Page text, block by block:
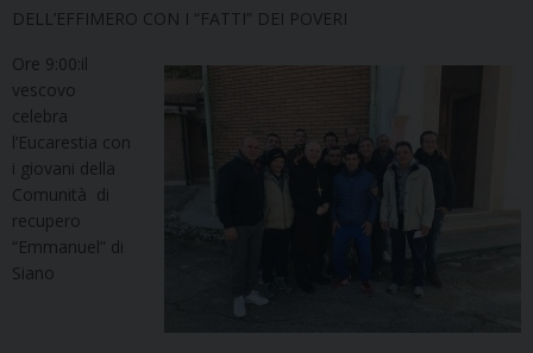
DELL’EFFIMERO CON I “FATTI” DEI POVERI
Ore 9:00: il
vescovo
celebra
l’Eucarestia con
i giovani della
Comunità di
recupero
“Emmanuel” di
Siano